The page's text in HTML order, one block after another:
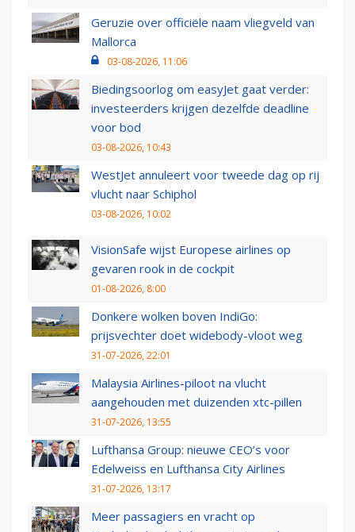
Geruzie over officiële naam vliegveld van
Mallorca
03-08-2026, 11:06
Biedingsoorlog om easyJet gaat verder:
investeerders krijgen dezelfde deadline
voor bod
03-08-2026, 10:43
WestJet annuleert voor tweede dag op rij
vlucht naar Schiphol
03-08-2026, 10:02
VisionSafe wijst Europese airlines op
gevaren rook in de cockpit
01-08-2026, 8:00
Donkere wolken boven IndiGo:
prijsvechter doet widebody-vloot weg
31-07-2026, 22:01
Malaysia Airlines-piloot na vlucht
aangehouden met duizenden xtc-pillen
31-07-2026, 13:55
Lufthansa Group: nieuwe CEO’s voor
Edelweiss en Lufthansa City Airlines
31-07-2026, 13:17
Meer passagiers en vracht op